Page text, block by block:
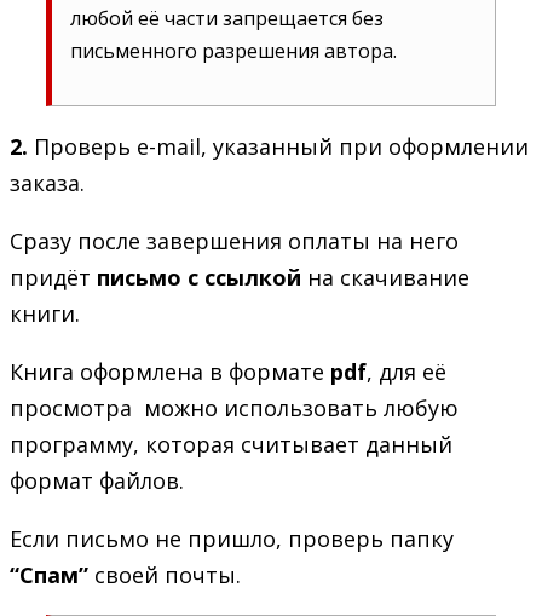
любой её части запрещается без
письменного разрешения автора.
2. Проверь e-mail, указанный при оформлении
заказа.
Сразу после завершения оплаты на него
придёт письмо с ссылкой на скачивание
книги.
Книга оформлена в формате pdf, для её
просмотра можно использовать любую
программу, которая считывает данный
формат файлов.
Если письмо не пришло, проверь папку
“Спам” своей почты.